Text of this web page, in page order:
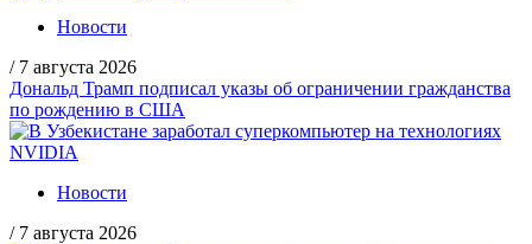
Новости
/ 7 августа 2026
Дональд Трамп подписал указы об ограничении гражданства
по рождению в США
Новости
/ 7 августа 2026